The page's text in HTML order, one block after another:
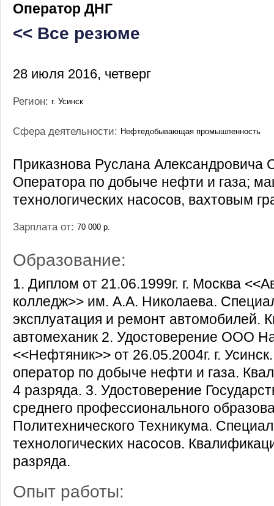
Оператор ДНГ
<< Все резюме
28 июля 2016, четверг
Регион: г. Усинск
Сфера деятельности: Нефтедобывающая промышленность
Приказнова Руслана Александровича
Оператора по добыче нефти и газа;
технологических насосов, вахтовым
Зарплата от: 70 000 р.
Образование:
1. Диплом от 21.06.1999г. г. Москва
колледж>> им. А.А. Николаева.
эксплуатация и ремонт автомобилей.
автомеханик 2. Удостоверение ООО
<<Нефтяник>> от 26.05.2004г. г.
оператор по добыче нефти и газа.
4 разряда. 3. Удостоверение
среднего профессионального
Политехнического Техникума.
технологических насосов.
разряда.
Опыт работы: